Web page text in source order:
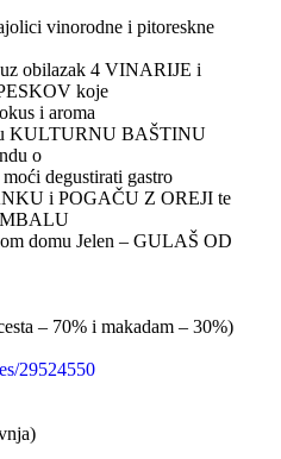
vinorodne i pitoreskne
obilazak 4 VINARIJE i
koje
i aroma
KULTURNU BAŠTINU
o
degustirati gastro
i POGAČU Z OREJI te
domu Jelen – GULAŠ OD
– 70% i makadam – 30%)
29524550